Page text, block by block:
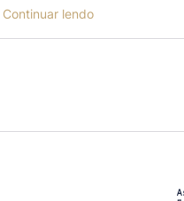
Continuar lendo